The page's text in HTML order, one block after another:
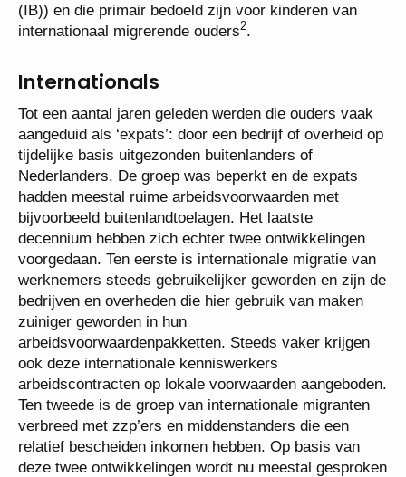
(IB)) en die primair bedoeld zijn voor kinderen van
internationaal migrerende ouders2.
Internationals
Tot een aantal jaren geleden werden die ouders vaak
aangeduid als ‘expats’: door een bedrijf of overheid op
tijdelijke basis uitgezonden buitenlanders of
Nederlanders. De groep was beperkt en de expats
hadden meestal ruime arbeidsvoorwaarden met
bijvoorbeeld buitenlandtoelagen. Het laatste
decennium hebben zich echter twee ontwikkelingen
voorgedaan. Ten eerste is internationale migratie van
werknemers steeds gebruikelijker geworden en zijn de
bedrijven en overheden die hier gebruik van maken
zuiniger geworden in hun
arbeidsvoorwaardenpakketten. Steeds vaker krijgen
ook deze internationale kenniswerkers
arbeidscontracten op lokale voorwaarden aangeboden.
Ten tweede is de groep van internationale migranten
verbreed met zzp’ers en middenstanders die een
relatief bescheiden inkomen hebben. Op basis van
deze twee ontwikkelingen wordt nu meestal gesproken